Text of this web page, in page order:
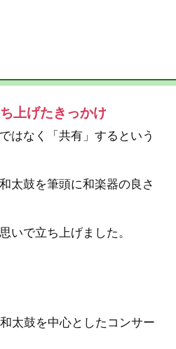
上げたきっかけ
はなく「共有」するという
太鼓を筆頭に和楽器の良さ
いで立ち上げました。
太鼓を中心としたコンサー